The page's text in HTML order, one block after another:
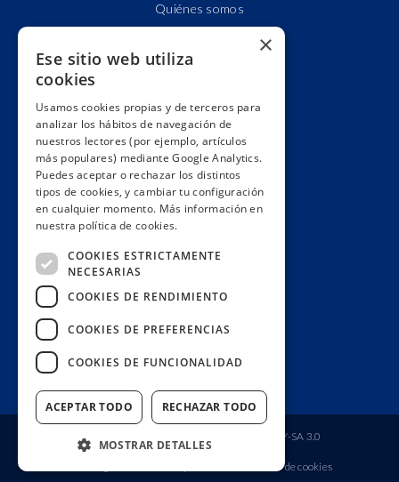
Quiénes somos
Alianzas y redes
Impacto
Premios
Formación
Código ético
Re-publica
Muro de donantes
Únete aquí
Fundación Ciudadana Civio CC BY-SA 3.0
Política de cookies
×
Ese sitio web utiliza
cookies
Usamos cookies propias y de terceros para
analizar los hábitos de navegación de
nuestros lectores (por ejemplo, artículos
más populares) mediante Google Analytics.
Puedes aceptar o rechazar los distintos
tipos de cookies, y cambiar tu configuración
en cualquier momento. Más información en
nuestra política de cookies.
COOKIES ESTRICTAMENTE
NECESARIAS
COOKIES DE RENDIMIENTO
COOKIES DE PREFERENCIAS
COOKIES DE FUNCIONALIDAD
ACEPTAR TODO RECHAZAR TODO
MOSTRAR DETALLES